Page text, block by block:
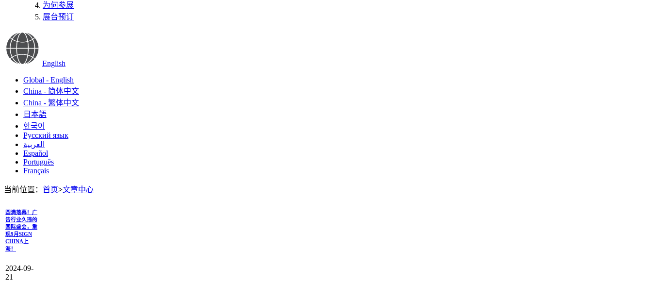
为何参展
展台预订
English
Global - English
China - 简体中文
China - 繁体中文
日本語
한국어
Русский язык
العربية
Español
Português
Français
当前位置： 首页>文章中心
圆满落幕！广
告行业久违的
国际盛会，重
现9月SIGN
CHINA上
海！
2024-09-
21